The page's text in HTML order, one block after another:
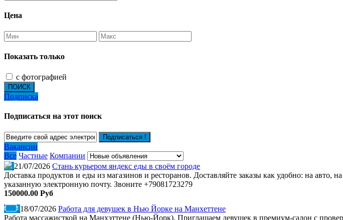
Цена
Показать только
с фотографией
ПОИСК
Подписка
Подписаться на этот поиск
Подписаться !
Вакансии
Все Частные Компании
21/07/2026 Стань курьером яндекс еды в своём городе
Доставка продуктов и еды из магазинов и ресторанов. Доставляйте заказы как удобно: на авто,
указанную электронную почту. Звоните +79081723279
150000.00 Руб
18/07/2026 Работа для девушек в Нью Йорке на Манхеттене
Работа массажисткой на Манхэттене (Нью-Йорк). Приглашаем девушек в премиум-салон с